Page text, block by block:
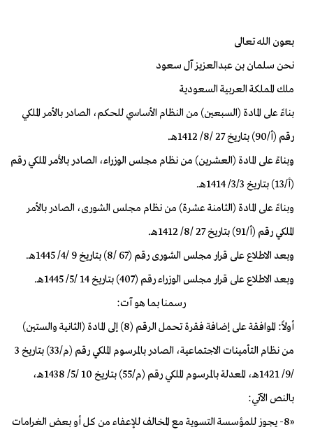
بعون الله تعالى
نحن سلمان بن عبدالعزيز آل سعود
ملك المملكة العربية السعودية
بناءً على المادة (السبعين) من النظام الأساسي للحكم، الصادر بالأمر الملكي
رقم (أ/90) بتاريخ 27 /8/ 1412هـ.
وبناءً على المادة (العشرين) من نظام مجلس الوزراء، الصادر بالأمر الملكي رقم
(أ/13) بتاريخ 3/3/ 1414هـ.
وبناءً على المادة (الثامنة عشرة) من نظام مجلس الشورى، الصادر بالأمر
الملكي رقم (أ/91) بتاريخ 27 /8/ 1412هـ.
وبعد الاطلاع على قرار مجلس الشورى رقم (67 /8) بتاريخ 9 /4/ 1445هـ.
وبعد الاطلاع على قرار مجلس الوزراء رقم (407) بتاريخ 14 /5/ 1445هـ.
رسمنا بما هو آت:
أولاً: الموافقة على إضافة فقرة تحمل الرقم (8) إلى المادة (الثانية والستين)
من نظام التأمينات الاجتماعية، الصادر بالمرسوم الملكي رقم (م/33) بتاريخ 3
/9/ 1421هـ، المعدلة بالمرسوم الملكي رقم (م/55) بتاريخ 10 /5/ 1438هـ،
بالنص الآتي:
«8- يجوز للمؤسسة التسوية مع المخالف للإعفاء من كل أو بعض الغرامات